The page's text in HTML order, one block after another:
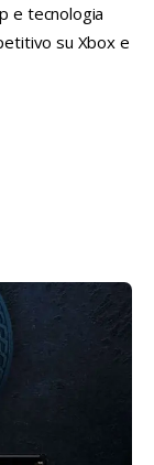
e tecnologia
su Xbox e